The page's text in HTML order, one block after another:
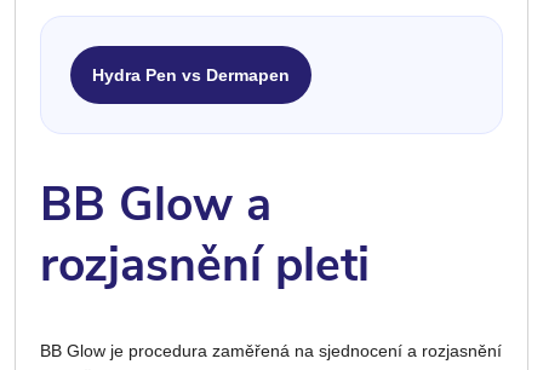
Hydra Pen vs Dermapen
BB Glow a
rozjasnění pleti
BB Glow je procedura zaměřená na sjednocení a rozjasnění